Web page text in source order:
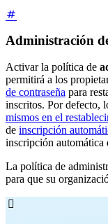
Administración
Activar la política de
permitirá a los
de contraseña para
inscritos. Por defecto,
mismos en el
de inscripción
inscripción automática
La política de
para que su
